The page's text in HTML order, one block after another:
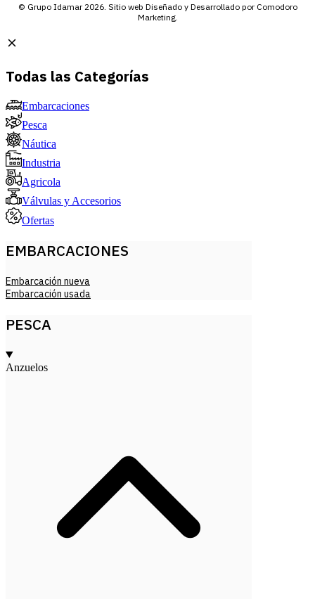
© Grupo Idamar 2026. Sitio web Diseñado y Desarrollado por Comodoro
Marketing.
Todas las Categorías
Embarcaciones
Pesca
Náutica
Industria
Agricola
Válvulas y Accesorios
Ofertas
EMBARCACIONES
Embarcación nueva
Embarcación usada
PESCA
Anzuelos